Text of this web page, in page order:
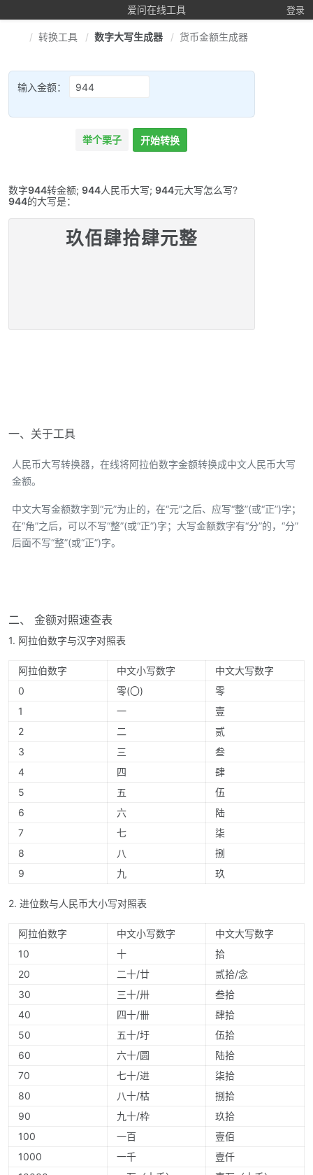
爱问在线工具 登录
转换工具 数字大写生成器 货币金额生成器
输入金额：
举个栗子 开始转换
数字944转金额; 944人民币大写; 944元大写怎么写?
944的大写是：
玖佰肆拾肆元整
一、关于工具
人民币大写转换器，在线将阿拉伯数字金额转换成中文人民币大写
金额。
中文大写金额数字到“元”为止的，在“元”之后、应写“整”(或“正”)字；
在“角”之后，可以不写“整”(或“正”)字；大写金额数字有“分”的，“分”
后面不写“整”(或“正”)字。
二、 金额对照速查表
1. 阿拉伯数字与汉字对照表
阿拉伯数字 中文小写数字
中文大写数字
0
零(〇)
零
1
一
壹
2
二
贰
3
三
叁
4
四
肆
5
五
伍
6
六
陆
7
七
柒
8
八
捌
9
九 玖
2. 进位数与人民币大小写对照表
阿拉伯数字 中文小写数字
中文大写数字
10
十
拾
20
二十/廿
贰拾/念
30
三十/卅
叁拾
40
四十/卌
肆拾
50
五十/圩
伍拾
60
六十/圆
陆拾
70
七十/进
柒拾
80
八十/枯
捌拾
90
九十/枠
玖拾
100
一百
壹佰
1000
一千
壹仟